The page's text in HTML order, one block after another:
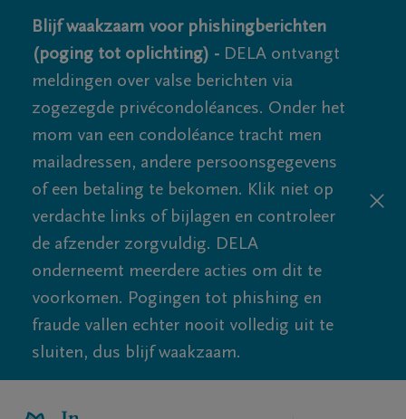
Blijf waakzaam voor phishingberichten
(poging tot oplichting) - DELA ontvangt
meldingen over valse berichten via
zogezegde privécondoléances. Onder het
mom van een condoléance tracht men
mailadressen, andere persoonsgegevens
of een betaling te bekomen. Klik niet op
verdachte links of bijlagen en controleer
de afzender zorgvuldig. DELA
onderneemt meerdere acties om dit te
voorkomen. Pogingen tot phishing en
fraude vallen echter nooit volledig uit te
sluiten, dus blijf waakzaam.